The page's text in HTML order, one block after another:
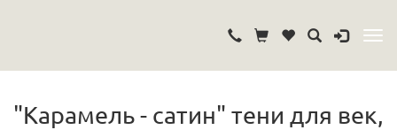
"Карамель - сатин" тени для век,